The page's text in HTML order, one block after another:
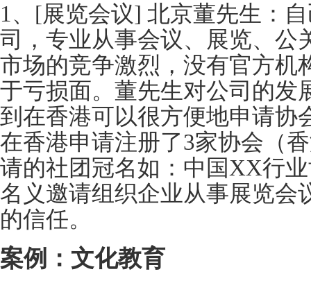
1、[展览会议] 北京董先生：
司，专业从事会议、展览、公
市场的竞争激烈，没有官方机
于亏损面。董先生对公司的发
到在香港可以很方便地申请协
在香港申请注册了3家协会（
请的社团冠名如：中国XX行
名义邀请组织企业从事展览会
的信任。
案例：文化教育